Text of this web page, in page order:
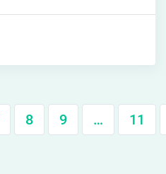
8 9 … 11